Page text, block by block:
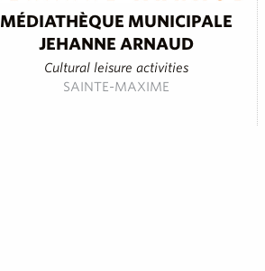
MÉDIATHÈQUE MUNICIPALE
JEHANNE ARNAUD
Cultural leisure activities
SAINTE-MAXIME